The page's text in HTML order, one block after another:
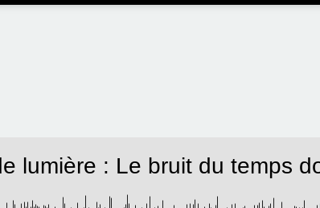
lumière : Le bruit du temps